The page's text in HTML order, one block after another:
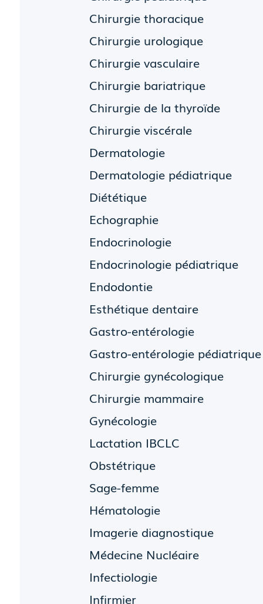
Chirurgie thoracique
Chirurgie urologique
Chirurgie vasculaire
Chirurgie bariatrique
Chirurgie de la thyroïde
Chirurgie viscérale
Dermatologie
Dermatologie pédiatrique
Diététique
Echographie
Endocrinologie
Endocrinologie pédiatrique
Endodontie
Esthétique dentaire
Gastro-entérologie
Gastro-entérologie pédiatrique
Chirurgie gynécologique
Chirurgie mammaire
Gynécologie
Lactation IBCLC
Obstétrique
Sage-femme
Hématologie
Imagerie diagnostique
Médecine Nucléaire
Infectiologie
Infirmier